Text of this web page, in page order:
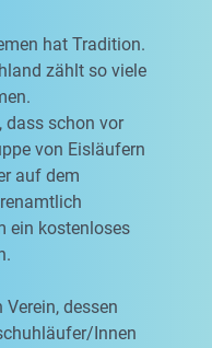
hat Tradition.
zählt so viele
dass schon vor
von Eisläufern
auf dem
ein kostenloses
dessen
Innen